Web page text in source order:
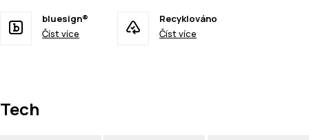
bluesign®
Číst více
Recyklováno
Číst více
Tech